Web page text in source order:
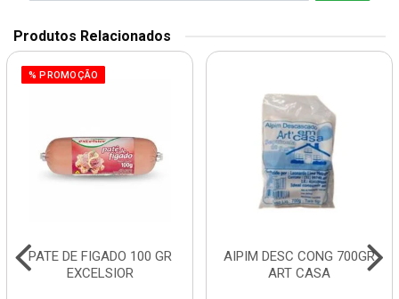
Produtos Relacionados
% PROMOÇÃO
PATE DE FIGADO 100 GR
EXCELSIOR
AIPIM DESC CONG 700GR
ART CASA